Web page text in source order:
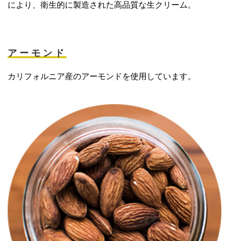
により、衛生的に製造された高品質な生クリーム。
アーモンド
カリフォルニア産のアーモンドを使用しています。